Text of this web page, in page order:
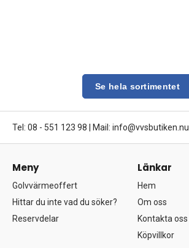
Se hela sortimentet
Tel: 08 - 551 123 98 Mail: info@vvsbutiken.nu
Meny
Golvvärmeoffert
Hittar du inte vad du söker?
Reservdelar
Länkar
Hem
Om oss
Kontakta oss
Köpvillkor